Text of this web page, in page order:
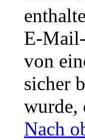
E-
von
sicher
wurde,
Nach